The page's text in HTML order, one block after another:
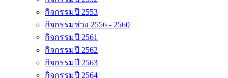
กิจกรรมปี 2553
กิจกรรมช่วง 2556 - 2560
กิจกรรมปี 2561
กิจกรรมปี 2562
กิจกรรมปี 2563
กิจกรรมปี 2564